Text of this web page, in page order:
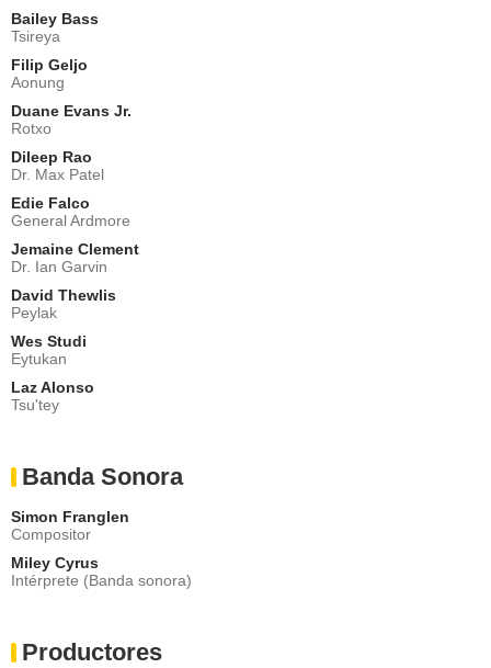
Bailey Bass
Tsireya
Filip Geljo
Aonung
Duane Evans Jr.
Rotxo
Dileep Rao
Dr. Max Patel
Edie Falco
General Ardmore
Jemaine Clement
Dr. Ian Garvin
David Thewlis
Peylak
Wes Studi
Eytukan
Laz Alonso
Tsu'tey
Banda Sonora
Simon Franglen
Compositor
Miley Cyrus
Intérprete (Banda sonora)
Productores